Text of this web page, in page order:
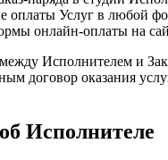
оплаты Услуг в любой
онлайн-оплаты на
Исполнителем и
договор оказания
Исполнителе